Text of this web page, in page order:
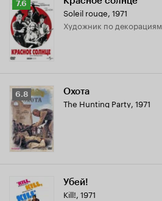
Рейтинг
Кинопоиска
7.6
7.6
Soleil rouge, 1971
Художник по декорациям
Рейтинг
Кинопоиска
6.8
6.8 Охота
The Hunting Party, 1971
Убей!
Kill!, 1971